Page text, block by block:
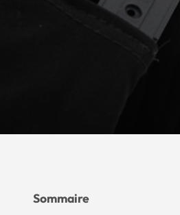
Sommaire